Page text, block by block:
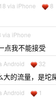
via iPhone 8
via iPhone
点我不能接受
Android 32
的流量，是坨
Android 1